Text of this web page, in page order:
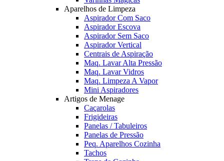
Aparelhos de Limpeza
Aspirador Com Saco
Aspirador Escova
Aspirador Sem Saco
Aspirador Vertical
Centrais de Aspiração
Maq. Lavar Alta Pressão
Maq. Lavar Vidros
Maq. Limpeza A Vapor
Mini Aspiradores
Artigos de Menage
Caçarolas
Frigideiras
Panelas / Tabuleiros
Panelas de Pressão
Peq. Aparelhos Cozinha
Tachos